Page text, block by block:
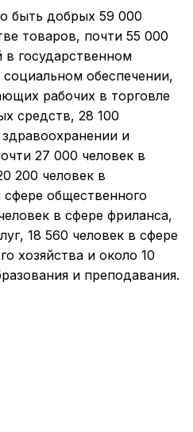
быть добрых 59 000
товаров, почти 55 000
государственном
обеспечении,
рабочих в торговле
средств, 28 100
и
27 000 человек в
200 человек в
сфере общественного
в сфере фриланса,
18 560 человек в сфере
хозяйства и около 10
и преподавания.